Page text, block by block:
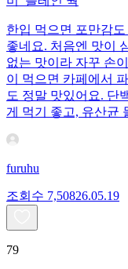
한입 먹으면 포만감
좋네요. 처음엔 맛이
없는 맛이라 자꾸 손
이 먹으면 카페에서
도 정말 맛있어요. 단
게 먹기 좋고, 유산균
furuhu
조회수 7,50826.05.19
79